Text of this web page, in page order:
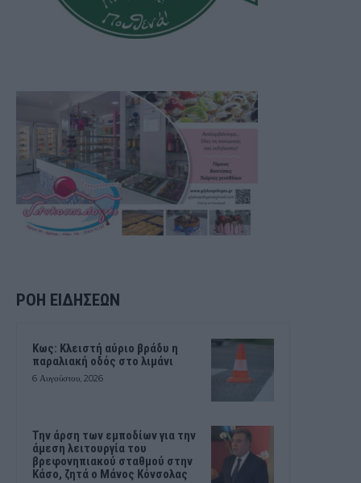
ΡΟΗ ΕΙΔΗΣΕΩΝ
Κως: Κλειστή αύριο βράδυ η
παραλιακή οδός στο λιμάνι
6 Αυγούστου, 2026
Την άρση των εμποδίων για την
άμεση λειτουργία του
βρεφονηπιακού σταθμού στην
Κάσο, ζητά ο Μάνος Κόνσολας